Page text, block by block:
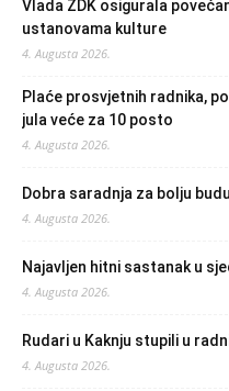
Vlada ZDK osigurala
ustanovama kulture
4. Augusta 2026.
Plaće prosvjetnih radnika,
jula veće za 10 posto
4. Augusta 2026.
Dobra saradnja za bolju
4. Augusta 2026.
Najavljen hitni sastanak u
4. Augusta 2026.
Rudari u Kaknju stupili u
4. Augusta 2026.